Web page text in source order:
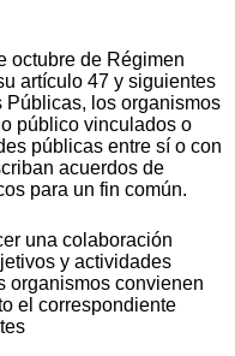
de Régimen
artículo 47 y siguientes
Públicas, los organismos
público vinculados o
públicas entre sí o con
acuerdos de
para un fin común.
una colaboración
y actividades
organismos convienen
el correspondiente